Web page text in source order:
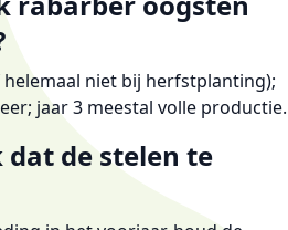
niet bij herfstplanting);
jaar 3 meestal volle productie.
de stelen te